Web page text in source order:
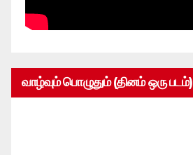
வாழ்வும் பொழுதும் (தினம் ஒரு படம்)